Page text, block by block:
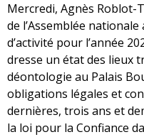
Mercredi, Agnès
de l’Assemblée
d’activité pour l’année
dresse un état des lieux
déontologie au Palais
obligations légales et
dernières, trois ans et
la loi pour la Confiance